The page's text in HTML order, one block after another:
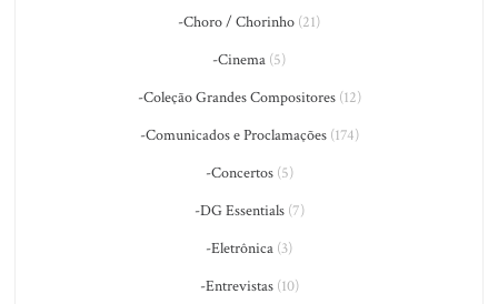
-Choro / Chorinho (21)
-Cinema (5)
-Coleção Grandes Compositores(12)
-Comunicados e Proclamações(174)
-Concertos(5)
-DG Essentials(7)
-Eletrônica (3)
-Entrevistas(10)